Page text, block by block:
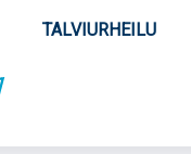
TALVIURHEILU